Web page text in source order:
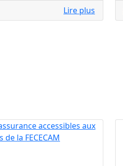
Lire plus